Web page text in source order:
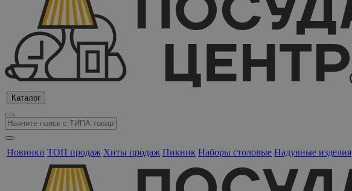
Каталог
Новинки ТОП продаж Хиты продаж Пикник Наборы столовые Надувные изделия